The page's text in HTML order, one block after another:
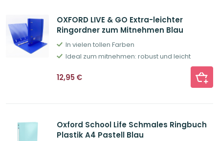
OXFORD LIVE & GO Extra-leichter
Ringordner zum Mitnehmen Blau
In vielen tollen Farben
Ideal zum mitnehmen: robust und leicht
12,95 €
Oxford School Life Schmales Ringbuch
Plastik A4 Pastell Blau